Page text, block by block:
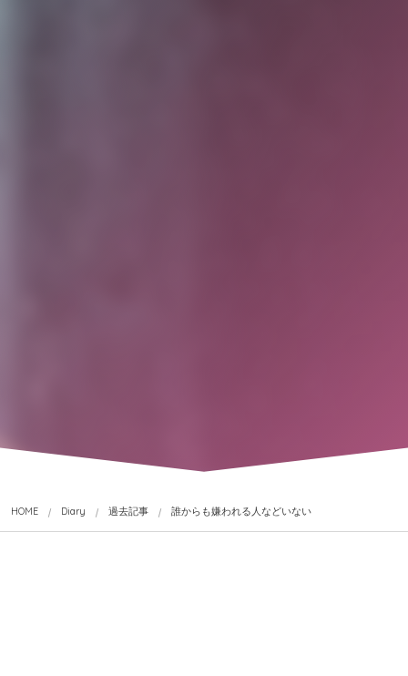
HOME Diary 過去記事 誰からも嫌われる人などいない